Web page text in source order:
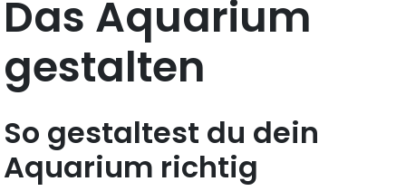
Das Aquarium
gestalten
So gestaltest du dein
Aquarium richtig